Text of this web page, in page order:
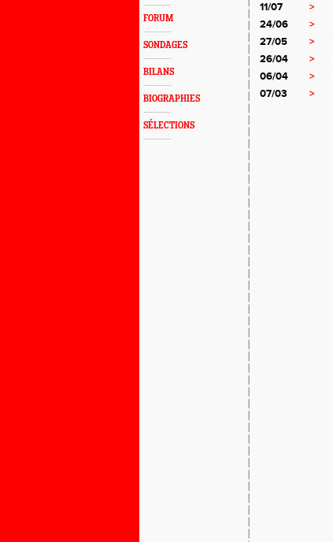
FORUM
SONDAGES
BILANS
BIOGRAPHIES
SÉLECTIONS
11/07
>
24/06
>
27/05
>
26/04
>
06/04
>
07/03
>